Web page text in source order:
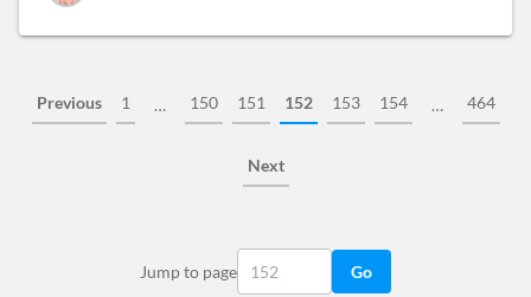
Previous 1 … 150 151 152 153 154 … 464
Next
Jump to page Go